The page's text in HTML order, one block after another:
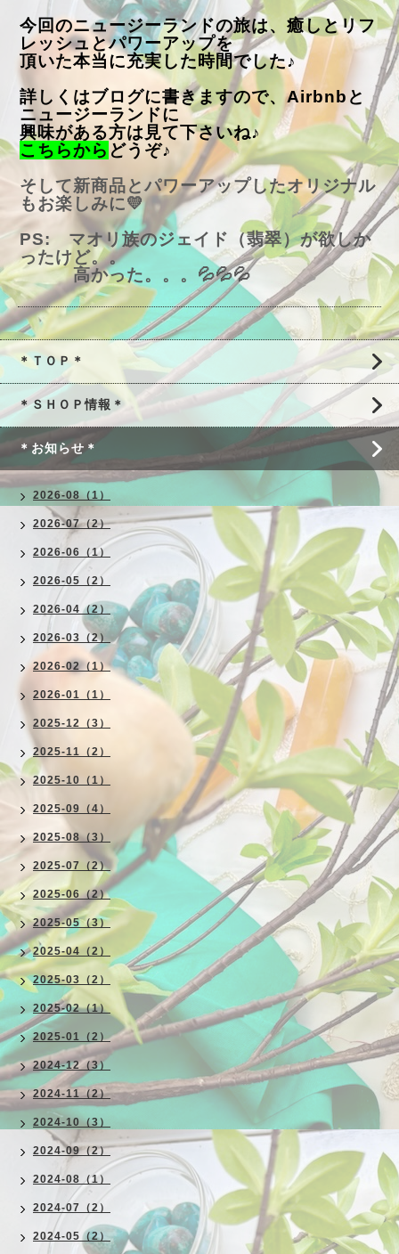
今回のニュージーランドの旅は、癒しとリフ
レッシュとパワーアップを
頂いた本当に充実した時間でした♪
詳しくはブログに書きますので、Airbnbと
ニュージーランドに
興味がある方は見て下さいね♪
こちらから どうぞ♪
そして新商品とパワーアップしたオリジナル
もお楽しみに💛
PS: マオリ族のジェイド（翡翠）が欲しか
ったけど。。
高かった。。。💦💦💦
＊ＴＯＰ＊
＊ＳＨＯＰ情報＊
＊お知らせ＊
2026-08（1）
2026-07（2）
2026-06（1）
2026-05（2）
2026-04（2）
2026-03（2）
2026-02（1）
2026-01（1）
2025-12（3）
2025-11（2）
2025-10（1）
2025-09（4）
2025-08（3）
2025-07（2）
2025-06（2）
2025-05（3）
2025-04（2）
2025-03（2）
2025-02（1）
2025-01（2）
2024-12（3）
2024-11（2）
2024-10（3）
2024-09（2）
2024-08（1）
2024-07（2）
2024-05（2）